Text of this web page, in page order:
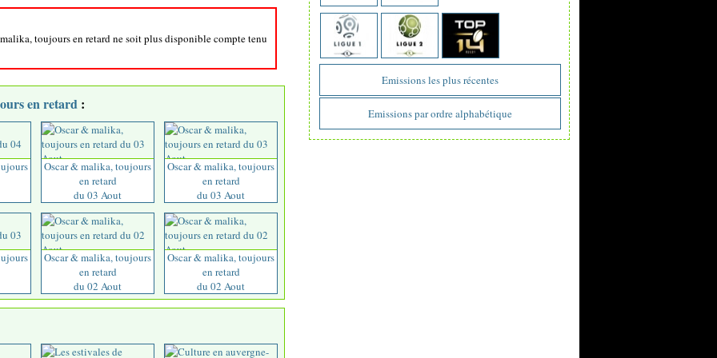
Emissions les plus récentes
Emissions par ordre alphabétique
toujours en retard ne soit plus disponible compte tenu
en retard :
Oscar & malika, toujours
en retard
du 03 Aout
Oscar & malika, toujours
en retard
du 03 Aout
Oscar & malika, toujours
en retard
du 02 Aout
Oscar & malika, toujours
en retard
du 02 Aout